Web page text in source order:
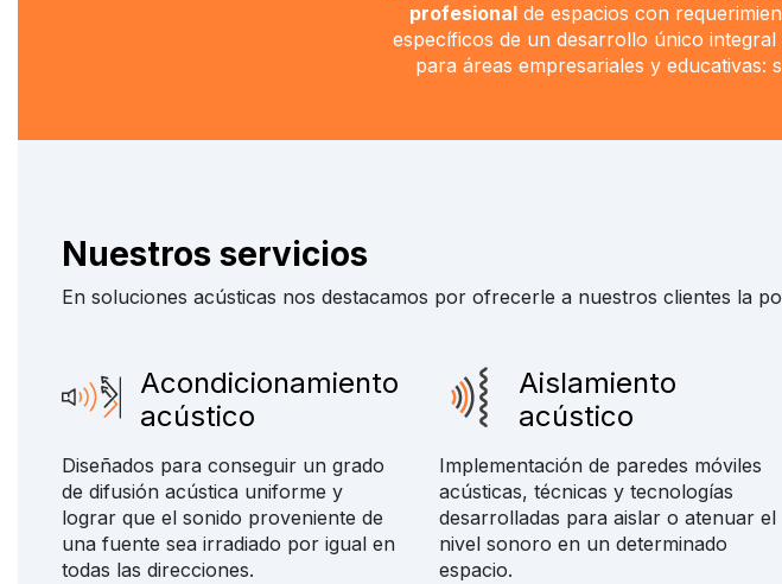
profesionalde espacios con
específicos de un desarrollo único
para áreas empresariales y educativas:
Nuestros servicios
En soluciones acústicas nos destacamos por ofrecerle a nuestros clientes la
Acondicionamiento
acústico
Diseñados para conseguir un grado
de difusión acústica uniforme y
lograr que el sonido proveniente de
una fuente sea irradiado por igual en
todas las direcciones.
Aislamiento
acústico
Implementación de paredes móviles
acústicas, técnicas y tecnologías
desarrolladas para aislar o atenuar el
nivel sonoro en un determinado
espacio.